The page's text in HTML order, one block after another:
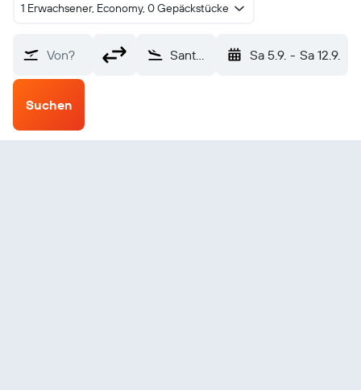
1 Erwachsener, Economy, 0 Gepäckstücke
Von? Santo Domingo Venezuela (STD) Sa 5.9. - Sa 12.9.
Suchen